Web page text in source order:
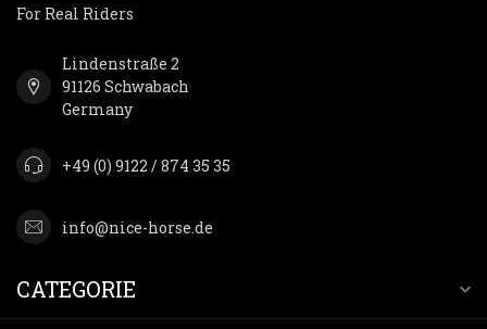
For Real Riders
Lindenstraße 2
91126 Schwabach
Germany
+49 (0) 9122 / 874 35 35
info@nice-horse.de
CATEGORIE